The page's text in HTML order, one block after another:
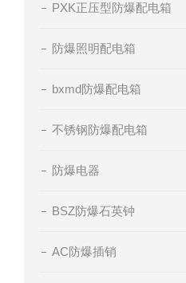
PXK正压型防爆配电箱
防爆照明配电箱
bxmd防爆配电箱
不锈钢防爆配电箱
防爆电器
BSZ防爆石英钟
AC防爆插销